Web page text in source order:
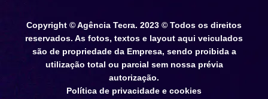
Copyright © Agência Tecra. 2023 © Todos os direitos
reservados. As fotos, textos e layout aqui veiculados
são de propriedade da Empresa, sendo proibida a
utilização total ou parcial sem nossa prévia
autorização.
Política de privacidade e cookies